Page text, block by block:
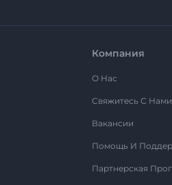
Компания
О Нас
Свяжитесь С Нами
Вакансии
Помощь И
Партнерская